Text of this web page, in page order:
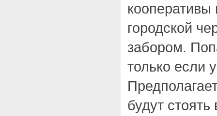
городской
забором.
только если
будут